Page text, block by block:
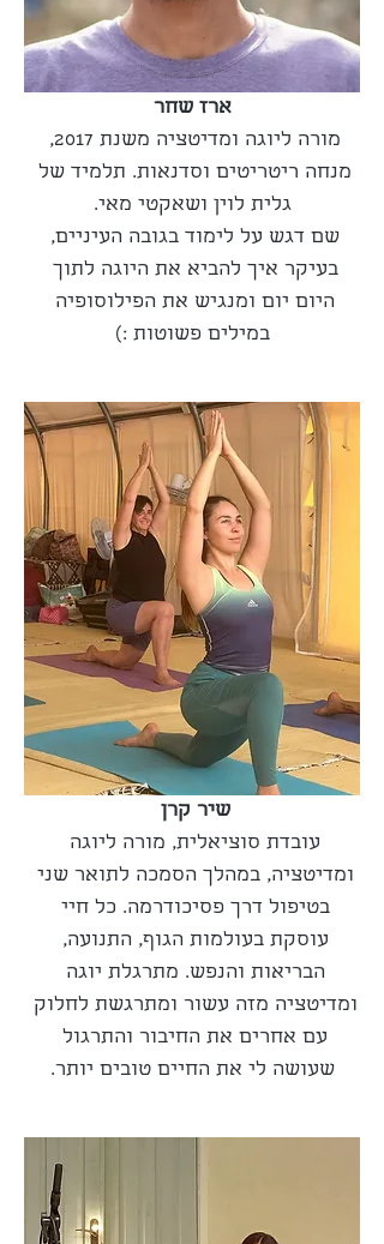
ארז שחר
מורה ליוגה ומדיטציה משנת 2017,
מנחה ריטריטים וסדנאות. תלמיד של
גלית לוין ושאקטי מאי.
שם דגש על לימוד בגובה העיניים,
בעיקר איך להביא את היוגה לתוך
היום יום ומנגיש את הפילוסופיה
במילים פשוטות :)
שיר קרן
עובדת סוציאלית, מורה ליוגה
ומדיטציה, במהלך הסמכה לתואר שני
בטיפול דרך פסיכודרמה. כל חיי
עוסקת בעולמות הגוף, התנועה,
הבריאות והנפש. מתרגלת יוגה
ומדיטציה מזה עשור ומתרגשת לחלוק
עם אחרים את החיבור והתרגול
שעושה לי את החיים טובים יותר.